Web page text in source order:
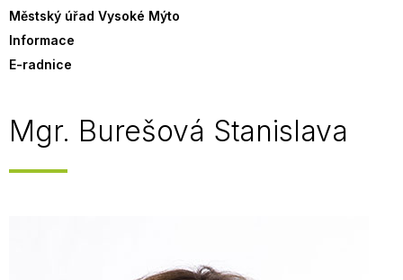
Městský úřad Vysoké Mýto
Informace
E-radnice
Mgr. Burešová Stanislava